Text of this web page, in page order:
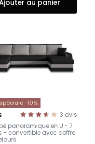
au panier
-10%
3 avis
panoramique en U - 7
- convertible avec coffre